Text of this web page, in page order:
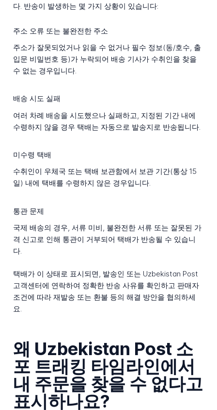
다. 반송이 발생하는 몇 가지 상황이 있습니다:
주소 오류 또는 불완전한 주소
주소가 잘못되었거나 읽을 수 없거나 필수 정보(동/호수, 출
입문 비밀번호 등)가 누락되어 배송 기사가 수취인을 찾을
수 없는 경우입니다.
배송 시도 실패
여러 차례 배송을 시도했으나 실패하고, 지정된 기간 내에
수령하지 않을 경우 택배는 자동으로 발송지로 반송됩니다.
미수령 택배
수취인이 우체국 또는 택배 보관함에서 보관 기간(통상 15
일) 내에 택배를 수령하지 않은 경우입니다.
통관 문제
국제 배송의 경우, 서류 미비, 불완전한 서류 또는 잘못된 가
격 신고로 인해 통관이 거부되어 택배가 반송될 수 있습니
다.
택배가 이 상태로 표시되면, 발송인 또는 Uzbekistan Post
고객센터에 연락하여 정확한 반송 사유를 확인하고 판매자
조건에 따라 재발송 또는 환불 등의 해결 방안을 협의하세
요.
왜 Uzbekistan Post 소
포 트래킹 타임라인에서
내 주문을 찾을 수 없다고
표시하나요?